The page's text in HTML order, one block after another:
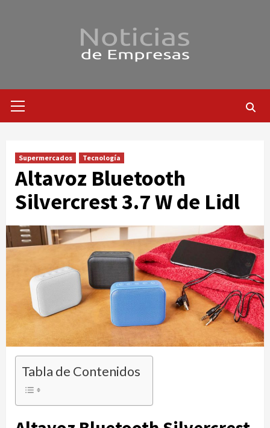
primario
Supermercados Tecnología
Altavoz Bluetooth
Silvercrest 3.7 W de Lidl
Tabla de Contenidos